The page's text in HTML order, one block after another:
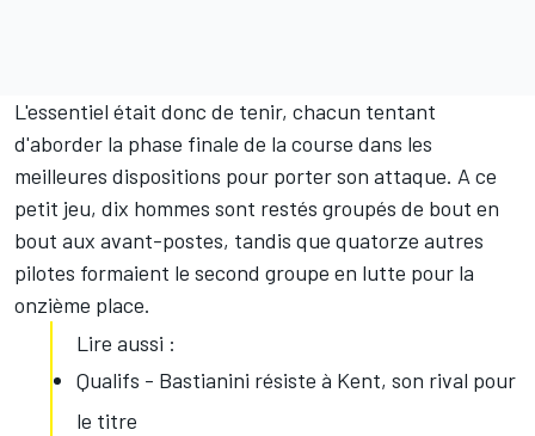
L'essentiel était donc de tenir, chacun tentant
d'aborder la phase finale de la course dans les
meilleures dispositions pour porter son attaque. A ce
petit jeu, dix hommes sont restés groupés de bout en
bout aux avant-postes, tandis que quatorze autres
pilotes formaient le second groupe en lutte pour la
onzième place.
Lire aussi :
Qualifs - Bastianini résiste à Kent, son rival pour
le titre